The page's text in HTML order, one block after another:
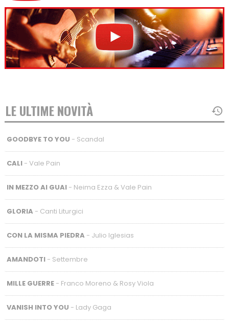
LE ULTIME NOVITÀ
GOODBYE TO YOU - Scandal
CALI- Vale Pain
IN MEZZO AI GUAI- Neima Ezza & Vale Pain
GLORIA - Canti Liturgici
CON LA MISMA PIEDRA - Julio Iglesias
AMANDOTI- Settembre
MILLE GUERRE- Franco Moreno & Rosy Viola
VANISH INTO YOU - Lady Gaga